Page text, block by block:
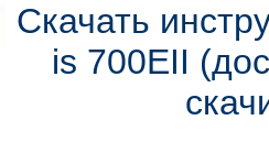
Скачать
is 700EII